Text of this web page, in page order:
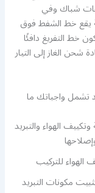
شباك وفي
يقع خط الشفط فوق
خط التفريغ دافئًا
الغاز إلى التيار
تشمل واجباتك ما
الهواء والتبريد
الهواء للتركيب
مكونات التبريد